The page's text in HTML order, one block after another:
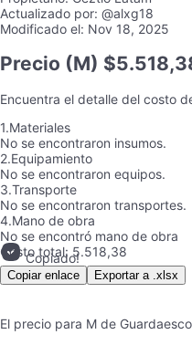
Actualizado por: @alxg18
Modificado el: Nov 18, 2025
Precio (M)
Encuentra el detalle del costo
1.Materiales
No se encontraron insumos.
2.Equipamiento
No se encontraron equipos.
3.Transporte
No se encontraron transportes.
4.Mano de obra
No se encontró mano de obra
Costo total: 5.518,38
Copiado!
Copiar enlace Exportar a .xlsx
El precio para M de